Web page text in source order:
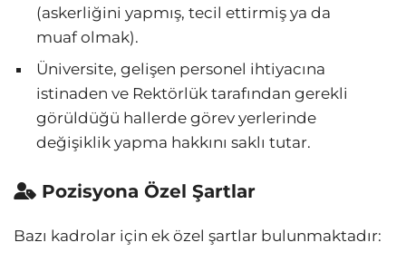
(askerliğini yapmış, tecil ettirmiş ya da
muaf olmak).
Üniversite, gelişen personel ihtiyacına
istinaden ve Rektörlük tarafından gerekli
görüldüğü hallerde görev yerlerinde
değişiklik yapma hakkını saklı tutar.
Pozisyona Özel Şartlar
Bazı kadrolar için ek özel şartlar bulunmaktadır: